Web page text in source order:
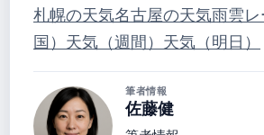
札幌の天気名古屋の天気雨雲
国） 天気（週間） 天気（明日）
筆者情報
佐藤健